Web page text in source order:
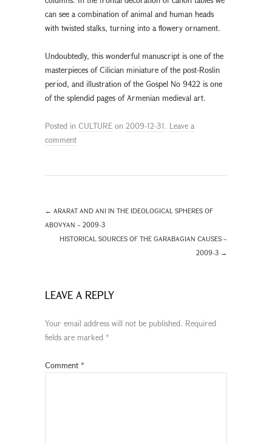
can see a combination of animal and human heads
with twisted stalks, turning into a flowery ornament.
Undoubtedly, this wonderful manuscript is one of the
masterpieces of Cilician miniature of the post-Roslin
period, and illustration of the Gospel No 9422 is one
of the splendid pages of Armenian medieval art.
Posted in CULTURE on 2009-12-31. Leave a
comment
← ARARAT AND ANI IN THE IDEOLOGICAL SPHERES OF
ABOVYAN – 2009-3
HISTORICAL SOURCES OF THE GARABAGIAN CAUSES –
2009-3 →
LEAVE A REPLY
Your email address will not be published. Required
fields are marked *
Comment *